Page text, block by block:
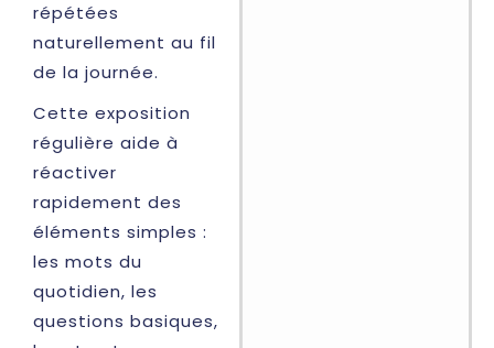
répétées
naturellement au fil
de la journée.
Cette exposition
régulière aide à
réactiver
rapidement des
éléments simples :
les mots du
quotidien, les
questions basiques,